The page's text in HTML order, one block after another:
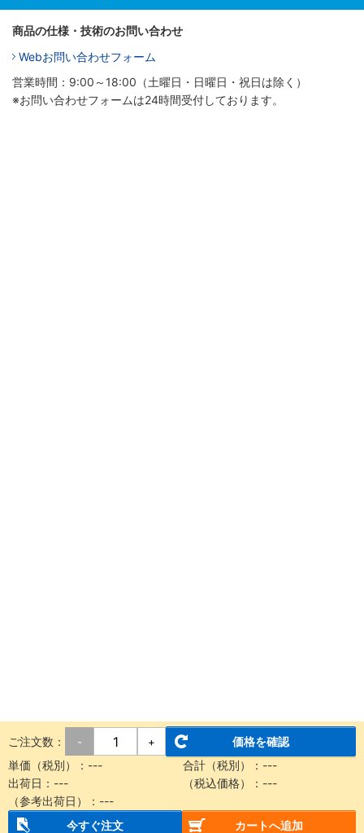
商品の仕様・技術のお問い合わせ
Webお問い合わせフォーム
営業時間：9:00～18:00（土曜日・日曜日・祝日は除く）
※お問い合わせフォームは24時間受付しております。
ご注文数： - +
価格を確認
単価（税別）： --- 合計（税別）： ---
出荷日： --- （税込価格）： ---
（参考出荷日）： ---
今すぐ注文
カートへ追加